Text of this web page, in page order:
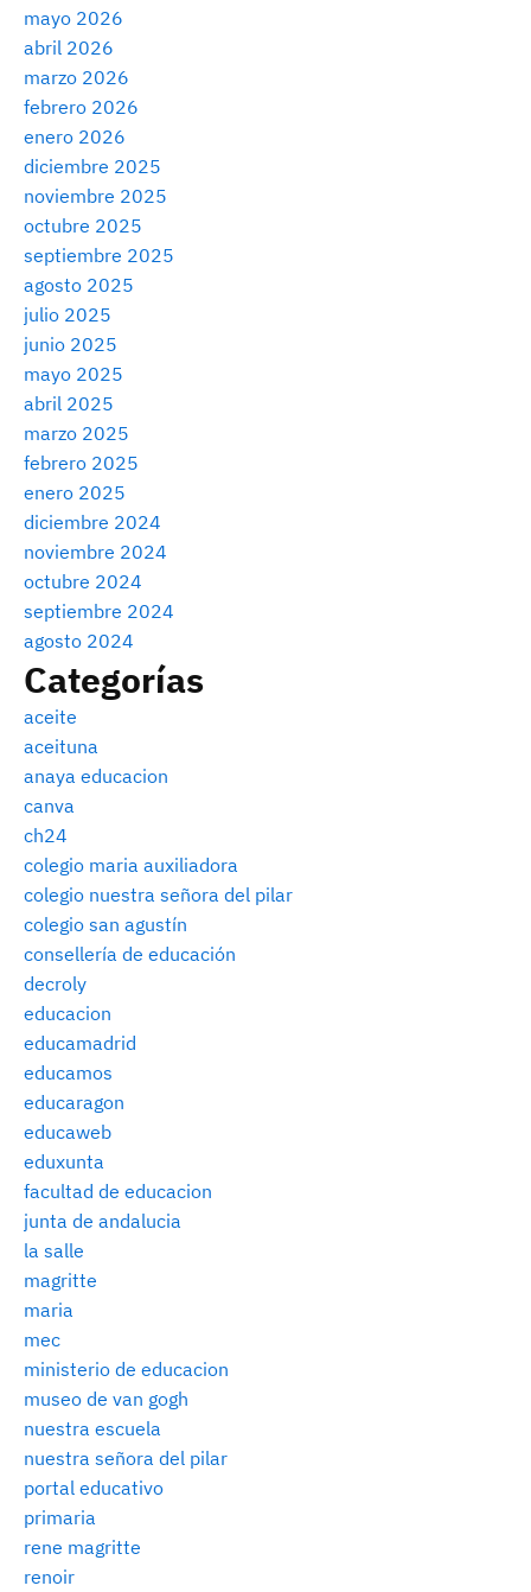
mayo 2026
abril 2026
marzo 2026
febrero 2026
enero 2026
diciembre 2025
noviembre 2025
octubre 2025
septiembre 2025
agosto 2025
julio 2025
junio 2025
mayo 2025
abril 2025
marzo 2025
febrero 2025
enero 2025
diciembre 2024
noviembre 2024
octubre 2024
septiembre 2024
agosto 2024
Categorías
aceite
aceituna
anaya educacion
canva
ch24
colegio maria auxiliadora
colegio nuestra señora del pilar
colegio san agustín
consellería de educación
decroly
educacion
educamadrid
educamos
educaragon
educaweb
eduxunta
facultad de educacion
junta de andalucia
la salle
magritte
maria
mec
ministerio de educacion
museo de van gogh
nuestra escuela
nuestra señora del pilar
portal educativo
primaria
rene magritte
renoir